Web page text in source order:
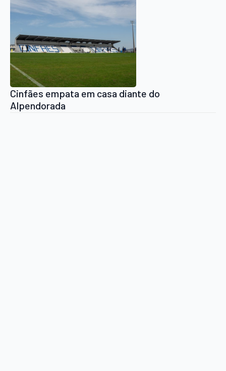
Cinfães empata em casa diante do
Alpendorada